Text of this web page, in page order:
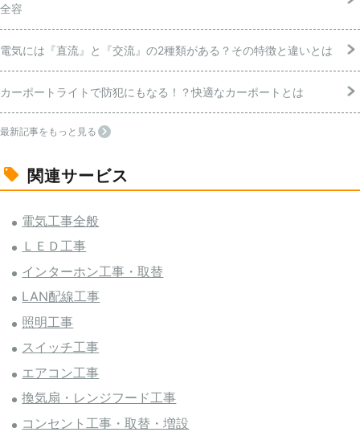
全容
電気には『直流』と『交流』の2種類がある？その特徴と違いとは
カーポートライトで防犯にもなる！？快適なカーポートとは
最新記事をもっと見る
関連サービス
電気工事全般
ＬＥＤ工事
インターホン工事・取替
LAN配線工事
照明工事
スイッチ工事
エアコン工事
換気扇・レンジフード工事
コンセント工事・取替・増設